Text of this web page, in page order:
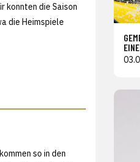
konnten die Saison
die Heimspiele
so in den